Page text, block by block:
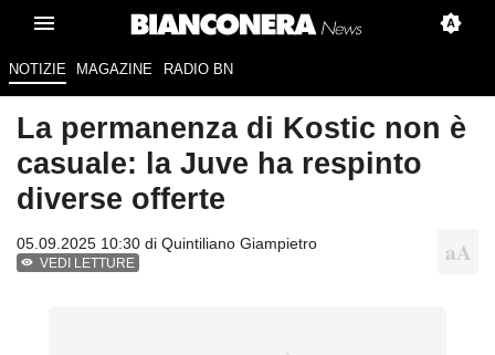
NOTIZIE MAGAZINE RADIO BN
La permanenza di Kostic non è
casuale: la Juve ha respinto
diverse offerte
05.09.2025 10:30 di Quintiliano Giampietro
VEDI LETTURE